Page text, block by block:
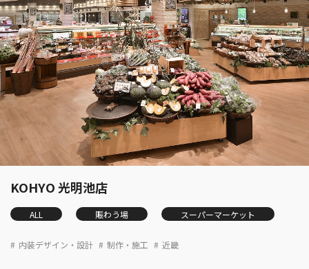
KOHYO 光明池店
ALL 賑わう場 スーパーマーケット
内装デザイン・設計 制作・施工 近畿